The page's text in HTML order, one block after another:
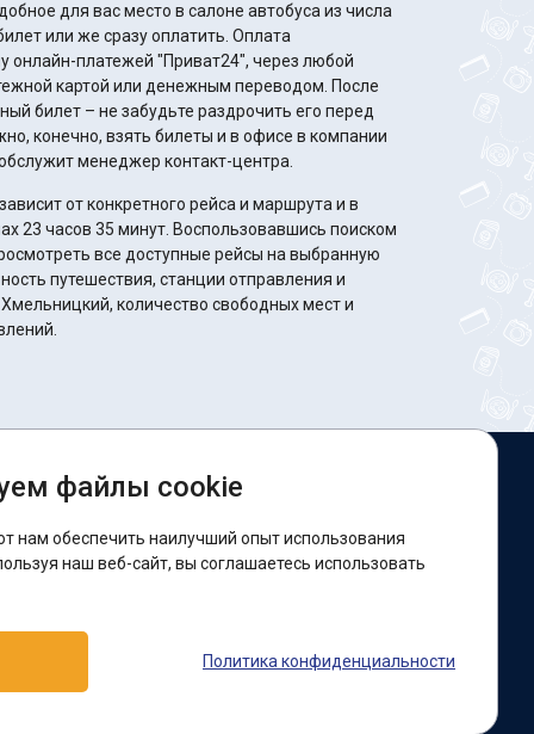
для вас место в салоне автобуса из числа
или же сразу оплатить. Оплата
онлайн-платежей "Приват24", через любой
картой или денежным переводом. После
билет – не забудьте раздрочить его перед
конечно, взять билеты и в офисе в компании
менеджер контакт-центра.
от конкретного рейса и маршрута и в
Воспользовавшись поиском
все доступные рейсы на выбранную
путешествия, станции отправления и
количество свободных мест и
в соцсетях:
бот
файлы cookie
нам обеспечить наилучший опыт использования
наш веб-сайт, вы соглашаетесь использовать
Политика конфиденциальности